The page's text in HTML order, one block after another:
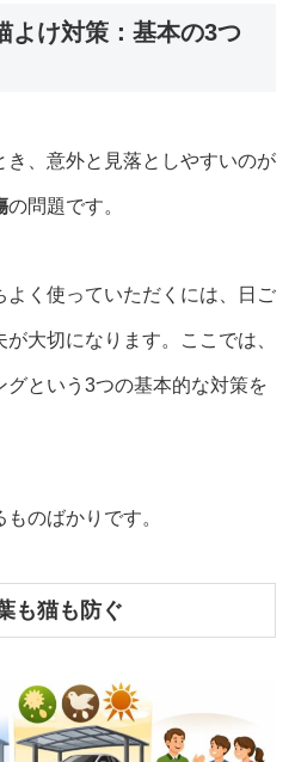
よけ対策：基本の3つ
、意外と見落としやすいのが
の問題です。
く使っていただくには、日ご
大切になります。ここでは、
グという3つの基本的な対策を
のばかりです。
も猫も防ぐ